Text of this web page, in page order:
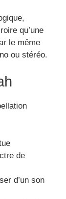
qu’une
le même
ou stéréo.
de
d’un son